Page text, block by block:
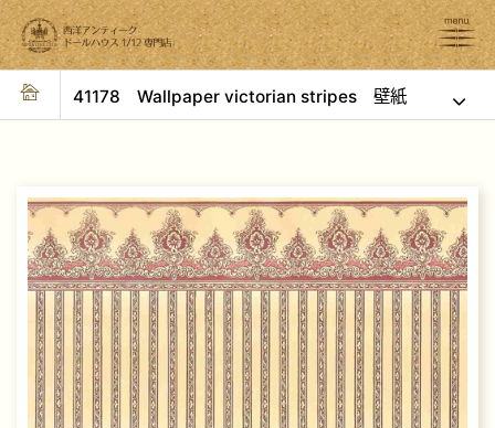
41178 Wallpaper victorian stripes 壁紙